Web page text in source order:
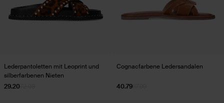
Lederpantoletten mit Leoprint und
silberfarbenen Nieten
29.20
Cognacfarbene Ledersandalen
40.79